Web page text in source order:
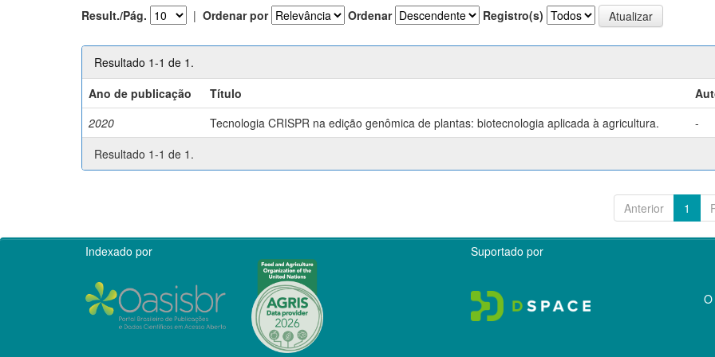
Result./Pág. | Ordenar por Ordenar Registro(s)
Resultado 1-1 de 1.
Ano de publicação
Título
2020
Tecnologia CRISPR na edição genômica de plantas: biotecnologia aplicada à agricultura.
-
Resultado 1-1 de 1.
Anterior 1
Indexado por Suportado por